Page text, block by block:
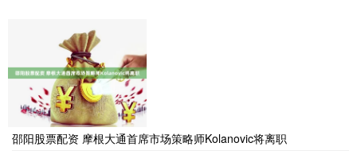
邵阳股票配资 摩根大通首席市场策略师Kolanovic将离职